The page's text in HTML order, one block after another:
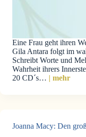
Eine Frau geht ihren
Gila Antara folgt im
Schreibt Worte und
Wahrheit ihrers
20 CD´s…
| mehr
Joanna Macy: Den